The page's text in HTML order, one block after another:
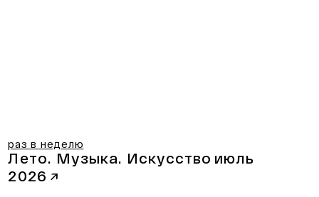
раз в неделю
Лето. Музыка. Искусство июль
2026 ↗